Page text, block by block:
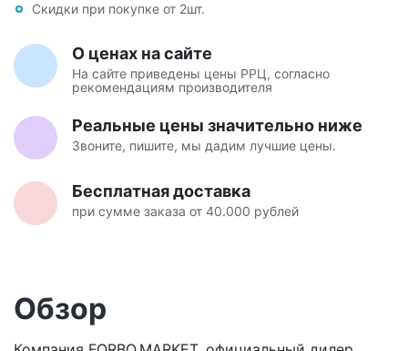
Скидки при покупке от 2шт.
О ценах на сайте
На сайте приведены цены РРЦ, согласно
рекомендациям производителя
Реальные цены значительно ниже
Звоните, пишите, мы дадим лучшие цены.
Бесплатная доставка
при сумме заказа от 40.000 рублей
Обзор